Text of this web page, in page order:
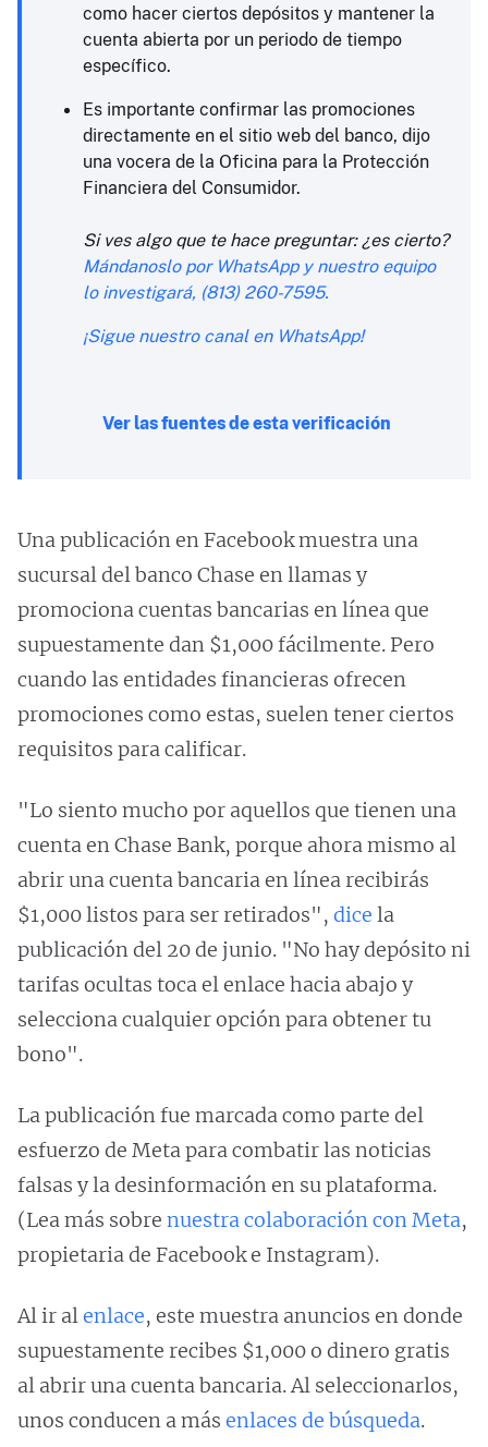
como hacer ciertos depósitos y mantener la
cuenta abierta por un periodo de tiempo
específico.
Es importante confirmar las promociones
directamente en el sitio web del banco, dijo
una vocera de la Oficina para la Protección
Financiera del Consumidor.
Si ves algo que te hace preguntar: ¿es cierto?
Mándanoslo por WhatsApp y nuestro equipo
lo investigará, (813) 260-7595.
¡Sigue nuestro canal en WhatsApp!
Ver las fuentes de esta verificación
Una publicación en Facebook muestra una
sucursal del banco Chase en llamas y
promociona cuentas bancarias en línea que
supuestamente dan $1,000 fácilmente. Pero
cuando las entidades financieras ofrecen
promociones como estas, suelen tener ciertos
requisitos para calificar.
"Lo siento mucho por aquellos que tienen una
cuenta en Chase Bank, porque ahora mismo al
abrir una cuenta bancaria en línea recibirás
$1,000 listos para ser retirados", dice la
publicación del 20 de junio. "No hay depósito ni
tarifas ocultas toca el enlace hacia abajo y
selecciona cualquier opción para obtener tu
bono".
La publicación fue marcada como parte del
esfuerzo de Meta para combatir las noticias
falsas y la desinformación en su plataforma.
(Lea más sobre nuestra colaboración con Meta,
propietaria de Facebook e Instagram).
Al ir alenlace, este muestra anuncios en donde
supuestamente recibes $1,000 o dinero gratis
al abrir una cuenta bancaria. Al seleccionarlos,
unos conducen a más enlaces de búsqueda.